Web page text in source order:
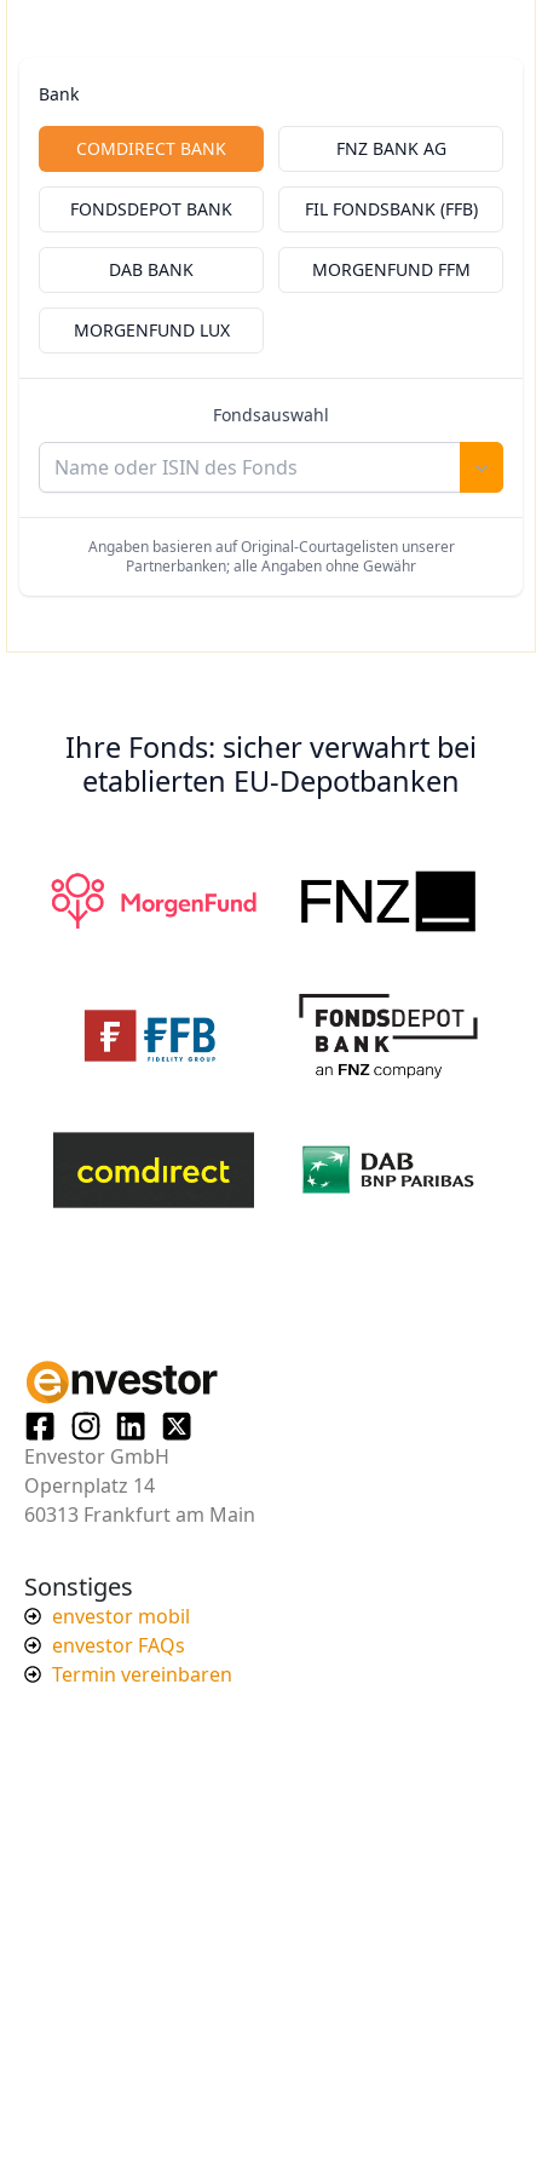
Bank
Bank auswählen
COMDIRECT BANK FNZ BANK AG
FONDSDEPOT BANK FIL FONDSBANK (FFB)
DAB BANK MORGENFUND FFM
MORGENFUND LUX
Fondsauswahl
Angaben basieren auf Original-Courtagelisten unserer
Partnerbanken; alle Angaben ohne Gewähr
Ihre Fonds: sicher verwahrt bei
etablierten EU-Depotbanken
Envestor GmbH
Opernplatz 14
60313 Frankfurt am Main
Sonstiges
envestor mobil
envestor FAQs
Termin vereinbaren